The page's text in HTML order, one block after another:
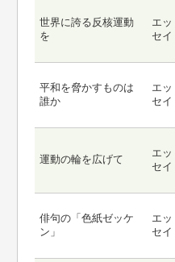
世界に誇る反核運動
を
エッ
セイ
平和を脅かすものは
誰か
エッ
セイ
運動の輪を広げて
エッ
セイ
俳句の「色紙ゼッケ
ン」
エッ
セイ